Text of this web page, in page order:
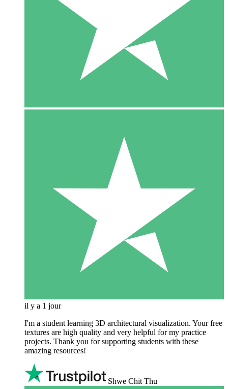
il y a 1 jour
I'm a student learning 3D architectural visualization. Your free
textures are high quality and very helpful for my practice
projects. Thank you for supporting students with these
amazing resources!
Shwe Chit Thu